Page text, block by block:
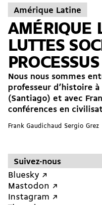
Amérique Latine
AMÉRIQUE
LUTTES
Nous nous sommes
professeur d’histoire
(Santiago) et avec
conférences en
Frank Gaudichaud Sergio Grez
Suivez-nous
Bluesky ↗︎
Mastodon ↗︎
Instagram ↗︎